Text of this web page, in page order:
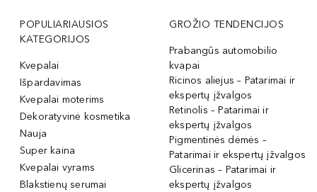
POPULIARIAUSIOS
KATEGORIJOS
Kvepalai
Išpardavimas
Kvepalai moterims
Dekoratyvinė kosmetika
Nauja
Super kaina
Kvepalai vyrams
Blakstienų serumai
GROŽIO TENDENCIJOS
Prabangūs automobilio
kvapai
Ricinos aliejus – Patarimai ir
ekspertų įžvalgos
Retinolis – Patarimai ir
ekspertų įžvalgos
Pigmentinės dėmės –
Patarimai ir ekspertų įžvalgos
Glicerinas – Patarimai ir
ekspertų įžvalgos